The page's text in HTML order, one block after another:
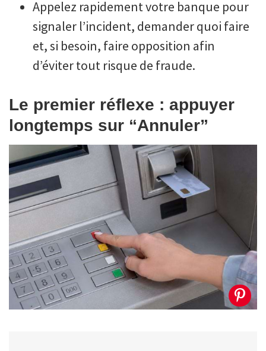
Appelez rapidement votre banque pour
signaler l’incident, demander quoi faire
et, si besoin, faire opposition afin
d’éviter tout risque de fraude.
Le premier réflexe : appuyer
longtemps sur “Annuler”